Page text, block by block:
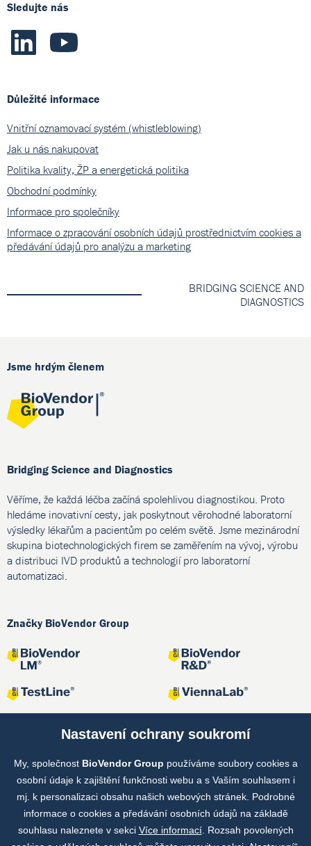
Sledujte nás
Důležité informace
Vnitřní oznamovací systém (whistleblowing)
Jak u nás nakupovat
Politika kvality, ŽP a energetická politika
Obchodní podmínky
Informace pro společníky
Informace o zpracování osobních údajů prostřednictvím cookies a
předávání údajů pro analýzu a marketing
BRIDGING SCIENCE AND
DIAGNOSTICS
Jsme hrdým členem
Bridging Science and Diagnostics
Věříme, že každá léčba začíná spolehlivou diagnostikou. Proto
hledáme inovativní cesty, jak poskytnout věrohodné laboratorní
výsledky lékařům a pacientům po celém světě. Jsme mezinárodní
skupina biotechnologických firem se zaměřením na vývoj, výrobu
a distribuci IVD produktů a technologií pro laboratorní
automatizaci.
Značky BioVendor Group
Společné projekty
Nastavení ochrany soukromí
My, společnost BioVendor Group používáme soubory cookies a
osobní údaje k zajištění funkčnosti webu a s Vaším souhlasem i
mj. k personalizaci obsahu našich webových stránek. Podrobné
informace o cookies a předávání osobních údajů na základě
souhlasu naleznete v sekci Více informací. Rozsah povolených